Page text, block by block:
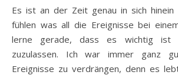
Es ist an der Zeit genau in sich hinein
fühlen was all die Ereignisse bei
lerne gerade, dass es wichtig ist
zuzulassen. Ich war immer ganz
Ereignisse zu verdrängen, denn es